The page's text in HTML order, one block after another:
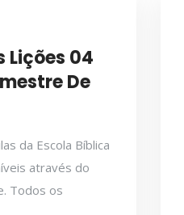
Lições 04
De
da Escola Bíblica
através do
Todos os